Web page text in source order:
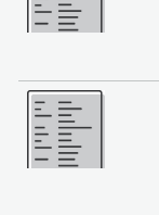
Sili atu